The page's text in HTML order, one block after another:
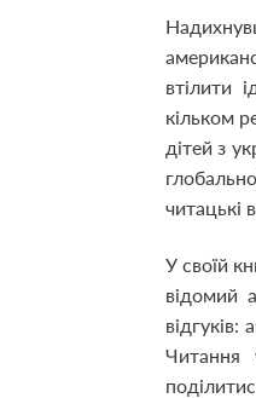
втілити
кільком
дітей з
читацькі
У своїй
відомий
Читання